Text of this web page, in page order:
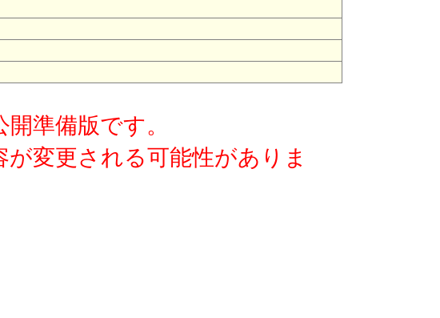
準備版です。
変更される可能性がありま